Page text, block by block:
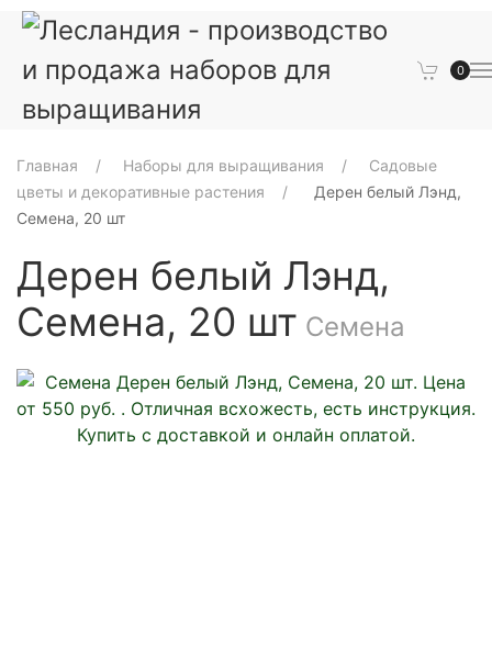
0
Главная Наборы для выращивания
Садовые
цветы и декоративные растения
Дерен белый Лэнд,
Семена, 20 шт
Дерен белый Лэнд,
Семена, 20 шт Семена